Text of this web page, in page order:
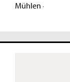
Mühlen ·